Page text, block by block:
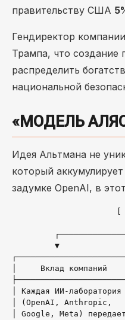
правительству США
Гендиректор
Трампа, что создание
распределить
национальной
«МОДЕЛЬ
Идея Альтмана не
который
задумке OpenAI, в
[
▼
│     Вклад компаний
│ Каждая ИИ-
│ (OpenAI, Anthropic,
│ Google, Meta)